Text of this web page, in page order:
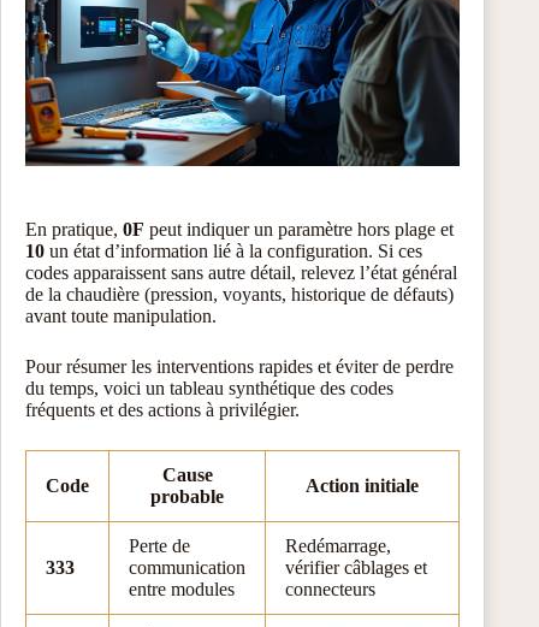
En pratique, 0F peut indiquer un paramètre hors plage et
10 un état d’information lié à la configuration. Si ces
codes apparaissent sans autre détail, relevez l’état général
de la chaudière (pression, voyants, historique de défauts)
avant toute manipulation.
Pour résumer les interventions rapides et éviter de perdre
du temps, voici un tableau synthétique des codes
fréquents et des actions à privilégier.
Code
Cause
probable
Action initiale
333
Perte de
communication
entre modules
Redémarrage,
vérifier câblages et
connecteurs